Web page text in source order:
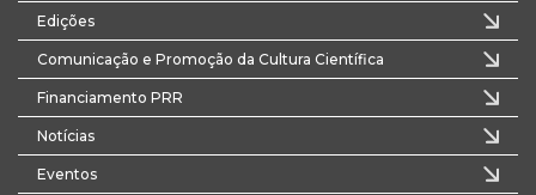
Edições
Comunicação e Promoção da Cultura Científica
Financiamento PRR
Notícias
Eventos